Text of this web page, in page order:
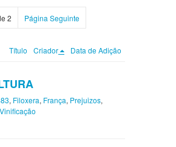
2 Página Seguinte
Título Criador Data de Adição
, Filoxera, França, Prejuizos,
Vinificação